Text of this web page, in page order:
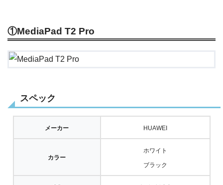
①MediaPad T2 Pro
スペック
メーカー HUAWEI
カラー
ホワイト
ブラック